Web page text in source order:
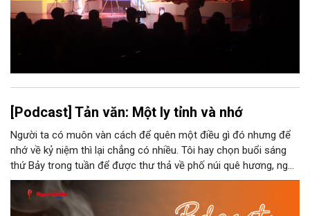
[Podcast] Tản văn: Một ly tỉnh và nhớ
Người ta có muôn vàn cách để quên một điều gì đó nhưng để
nhớ về kỷ niệm thì lại chẳng có nhiều. Tôi hay chọn buổi sáng
thứ Bảy trong tuần để được thư thả về phố núi quê hương, ngồi
đợi giọt đắng của đất đai, mưa nắng điểm từng nhịp xuống
chiếc ly sứ như đợi thời gian mở cánh cửa diệu kì của mình.